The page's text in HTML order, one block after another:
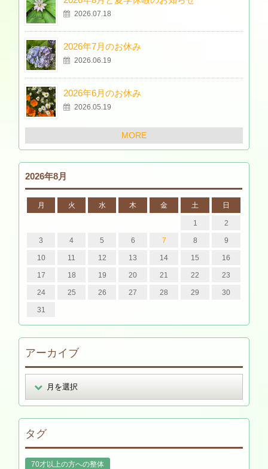
2026.07.18
2026年7月のお休み
2026.06.19
2026年6月のお休み
2026.05.19
MORE
2026年8月
月 火 水 木 金 土 日
1 2
3 4 5 6 7 8 9
10 11 12 13 14 15 16
17 18 19 20 21 22 23
24 25 26 27 28 29 30
31
アーカイブ
タグ
70才以上の方への整体